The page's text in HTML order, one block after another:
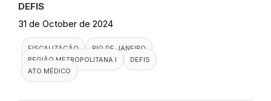
DEFIS
31 de October de 2024
FISCALIZAÇÃO
RIO DE JANEIRO
REGIÃO METROPOLITANA I
DEFIS
ATO MÉDICO